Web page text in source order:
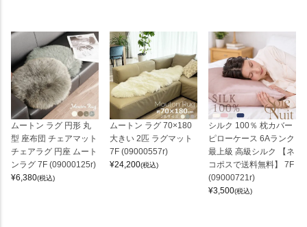
ムートン ラグ 円形 丸
型 座布団 チェアマット
チェアラグ 円座 ムート
ンラグ 7F (09000125r)
¥6,380(税込)
ムートン ラグ 70×180
大きい 2匹 ラグマット
7F (09000557r)
¥24,200(税込)
シルク 100％ 枕カバー
ピローケース 6Aランク
最上級 高級シルク 【ネ
コポスで送料無料】 7F
(09000721r)
¥3,500(税込)